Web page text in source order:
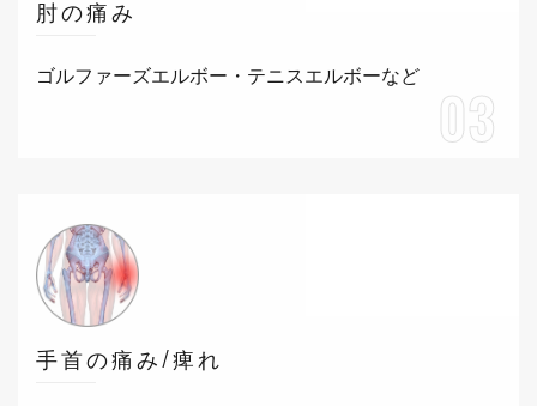
肘の痛み
ゴルファーズエルボー・テニスエルボーなど
03
手首の痛み/痺れ